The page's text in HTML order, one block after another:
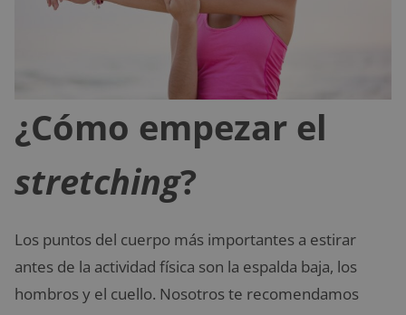
¿Cómo empezar el
stretching?
Los puntos del cuerpo más importantes a estirar
antes de la actividad física son la espalda baja, los
hombros y el cuello. Nosotros te recomendamos